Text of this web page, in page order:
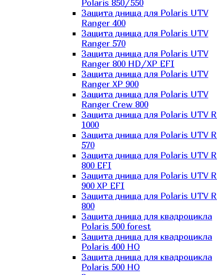
Polaris 850/550
Защита днища для Polaris UTV
Ranger 400
Защита днища для Polaris UTV
Ranger 570
Защита днища для Polaris UTV
Ranger 800 HD/XP EFI
Защита днища для Polaris UTV
Ranger XP 900
Защита днища для Polaris UTV
Ranger Сrew 800
Защита днища для Polaris UTV
1000
Защита днища для Polaris UTV
570
Защита днища для Polaris UTV
800 EFI
Защита днища для Polaris UTV
900 XP EFI
Защита днища для Polaris UTV
800
Защита днища для квадроцикла
Polaris 500 forest
Защита днища для квадроцикла
Polaris 400 HO
Защита днища для квадроцикла
Polaris 500 HO